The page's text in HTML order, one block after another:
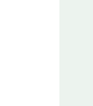
som
Det
spara